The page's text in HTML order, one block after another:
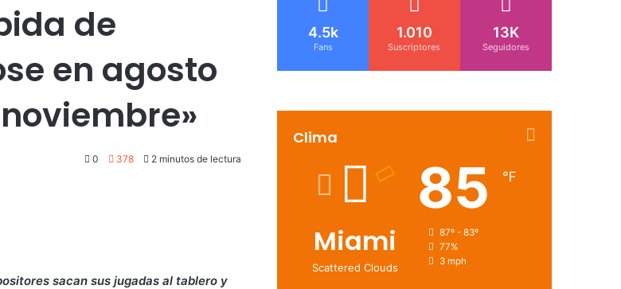
de
en agosto
0 378 2 minutos de lectura
sacan sus jugadas al tablero y
4.5k
Fans
1.010
Suscriptores
13K
Seguidores
Clima
Miami
Scattered Clouds
85 ℉
87º - 83º
77%
3 mph